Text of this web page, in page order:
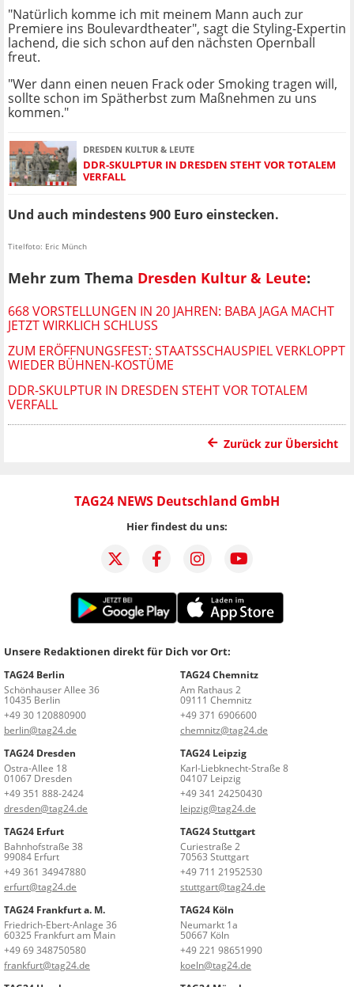
"Natürlich komme ich mit meinem Mann auch zur
Premiere ins Boulevardtheater", sagt die Styling-Expertin
lachend, die sich schon auf den nächsten Opernball
freut.
"Wer dann einen neuen Frack oder Smoking tragen will,
sollte schon im Spätherbst zum Maßnehmen zu uns
kommen."
DRESDEN KULTUR & LEUTE
DDR-SKULPTUR IN DRESDEN STEHT VOR TOTALEM
VERFALL
Und auch mindestens 900 Euro einstecken.
Titelfoto: Eric Münch
Mehr zum Thema Dresden Kultur & Leute:
668 VORSTELLUNGEN IN 20 JAHREN: BABA JAGA MACHT
JETZT WIRKLICH SCHLUSS
ZUM ERÖFFNUNGSFEST: STAATSSCHAUSPIEL VERKLOPPT
WIEDER BÜHNEN-KOSTÜME
DDR-SKULPTUR IN DRESDEN STEHT VOR TOTALEM
VERFALL
Zurück zur Übersicht
TAG24 NEWS Deutschland GmbH
Hier findest du uns:
Unsere Redaktionen direkt für Dich vor Ort:
TAG24 Berlin
Schönhauser Allee 36
10435 Berlin
+49 30 120880900
berlin@tag24.de
TAG24 Chemnitz
Am Rathaus 2
09111 Chemnitz
+49 371 6906600
chemnitz@tag24.de
TAG24 Dresden
Ostra-Allee 18
01067 Dresden
+49 351 888-2424
dresden@tag24.de
TAG24 Leipzig
Karl-Liebknecht-Straße 8
04107 Leipzig
+49 341 24250430
leipzig@tag24.de
TAG24 Erfurt
Bahnhofstraße 38
99084 Erfurt
+49 361 34947880
erfurt@tag24.de
TAG24 Stuttgart
Curiestraße 2
70563 Stuttgart
+49 711 21952530
stuttgart@tag24.de
TAG24 Frankfurt a. M.
Friedrich-Ebert-Anlage 36
60325 Frankfurt am Main
+49 69 348750580
frankfurt@tag24.de
TAG24 Köln
Neumarkt 1a
50667 Köln
+49 221 98651990
koeln@tag24.de